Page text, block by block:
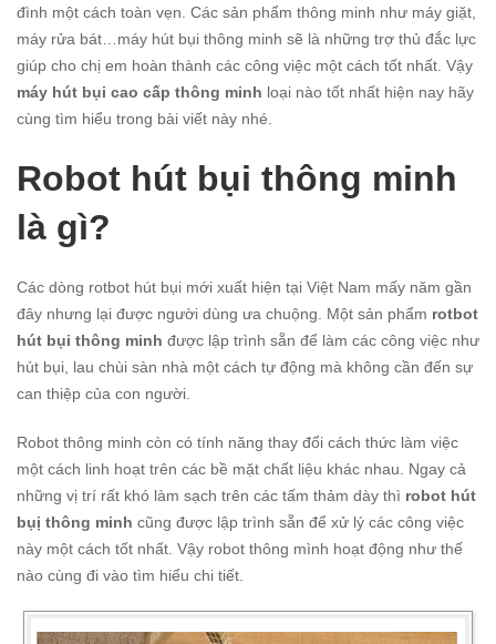
đình một cách toàn vẹn. Các sản phẩm thông minh như máy giặt,
máy rửa bát…máy hút bụi thông minh sẽ là những trợ thủ đắc lực
giúp cho chị em hoàn thành các công việc một cách tốt nhất. Vậy
máy hút bụi cao cấp thông minh loại nào tốt nhất hiện nay hãy
cùng tìm hiểu trong bài viết này nhé.
Robot hút bụi thông minh
là gì?
Các dòng rotbot hút bụi mới xuất hiện tại Việt Nam mấy năm gần
đây nhưng lại được người dùng ưa chuộng. Một sản phẩm rotbot
hút bụi thông minh được lập trình sẵn để làm các công việc như
hút bụi, lau chùi sàn nhà một cách tự động mà không cần đến sự
can thiệp của con người.
Robot thông minh còn có tính năng thay đổi cách thức làm việc
một cách linh hoạt trên các bề mặt chất liệu khác nhau. Ngay cả
những vị trí rất khó làm sạch trên các tấm thảm dày thì robot hút
bụị thông minh cũng được lập trình sẵn để xử lý các công việc
này một cách tốt nhất. Vậy robot thông mình hoạt động như thế
nào cùng đi vào tìm hiểu chi tiết.